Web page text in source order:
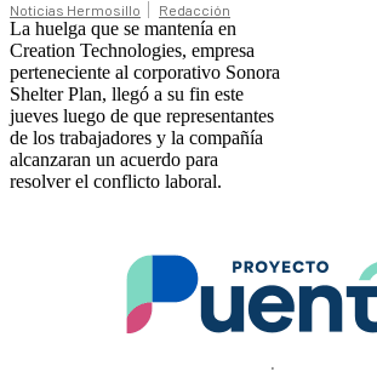
Noticias Hermosillo Redacción
La huelga que se mantenía en
Creation Technologies, empresa
perteneciente al corporativo Sonora
Shelter Plan, llegó a su fin este
jueves luego de que representantes
de los trabajadores y la compañía
alcanzaran un acuerdo para
resolver el conflicto laboral.
.